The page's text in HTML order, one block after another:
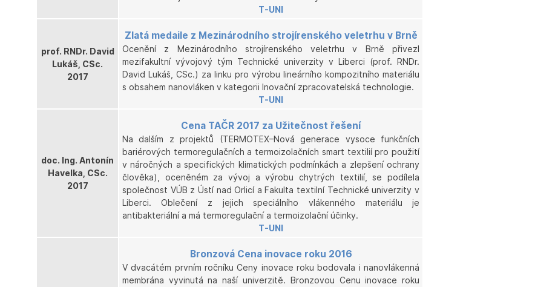
T-UNI
prof. RNDr. David
Lukáš, CSc.
2017
Zlatá medaile z Mezinárodního strojírenského veletrhu v Brně
Ocenění z Mezinárodního strojírenského veletrhu v Brně přivezl
mezifakultní vývojový tým Technické univerzity v Liberci (prof. RNDr.
David Lukáš, CSc.) za linku pro výrobu lineárního kompozitního materiálu
s obsahem nanovláken v kategorii Inovační zpracovatelská technologie.
T-UNI
doc. Ing. Antonín
Havelka, CSc.
2017
Cena TAČR 2017 za Užitečnost řešení
Na dalším z projektů (TERMOTEX–Nová generace vysoce funkčních
bariérových termoregulačních a termoizolačních smart textilií pro použití
v náročných a specifických klimatických podmínkách a zlepšení ochrany
člověka), oceněném za vývoj a výrobu chytrých textilií, se podílela
společnost VÚB z Ústí nad Orlicí a Fakulta textilní Technické univerzity v
Liberci. Oblečení z jejich speciálního vlákenného materiálu je
antibakteriální a má termoregulační a termoizolační účinky.
T-UNI
Bronzová Cena inovace roku 2016
V dvacátém prvním ročníku Ceny inovace roku bodovala i nanovlákenná
membrána vyvinutá na naší univerzitě. Bronzovou Cenu inovace roku